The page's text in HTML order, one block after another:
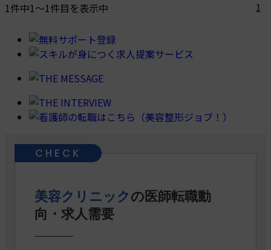
1件中1～1件目を表示中 1
美容クリニックの医師転職動
向・求人需要